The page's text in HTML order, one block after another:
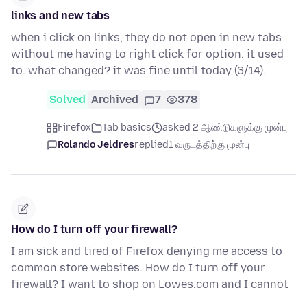
links and new tabs
when i click on links, they do not open in new tabs
without me having to right click for option. it used
to. what changed? it was fine until today (3/14).
Solved Archived 7 378
Firefox Tab basics
asked 2 ஆண்டுகளுக்கு முன்பு
Rolando Jeldresreplied1 வருடத்திற்கு முன்பு
How do I turn off your firewall?
I am sick and tired of Firefox denying me access to
common store websites. How do I turn off your
firewall? I want to shop on Lowes.com and I cannot